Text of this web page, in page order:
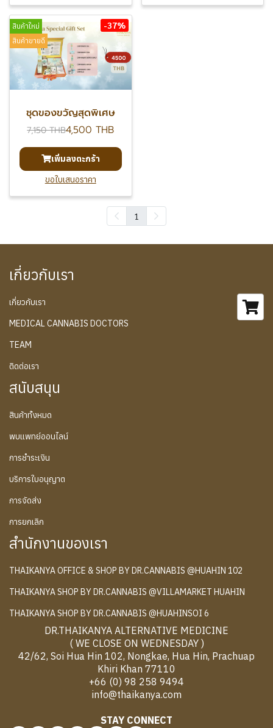
สินค้าใหม่
สินค้าขายดี
-37%
ชุดของขวัญสุดพิเศษ
7,150 THB4,500 THB
เพิ่มลงตะกร้า
ขอใบเสนอราคา
1
เกี่ยวกับเรา
เกี่ยวกับเรา
MEDICAL CANNABIS DOCTORS
TEAM
ติดต่อเรา
สนับสนุน
สินค้าทั้งหมด
พบแพทย์ออนไลน์
การชำระเงิน
บริการใบอนุญาต
การจัดส่ง
การยกเลิก
สำนักงานของเรา
THAIKANYA OFFICE & SHOP BY DR.CANNABIS @HUAHIN 102
THAIKANYA SHOP BY DR.CANNABIS @VILLAMARKET HUAHIN
THAIKANYA SHOP BY DR.CANNABIS @HUAHINSOI 6
DR.THAIKANYA ALTERNATIVE MEDICINE
( WE CLOSE ON WEDNESDAY )
42/62, Soi Hua Hin 102, Nongkae, Hua Hin, Prachuap
Khiri Khan 77110
+66 (0) 98 258 9494
info@thaikanya.com
STAY CONNECT